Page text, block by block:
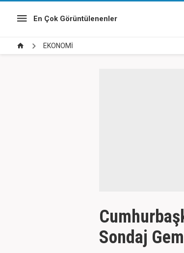
En Çok Görüntülenenler
EKONOMİ
Sondaj